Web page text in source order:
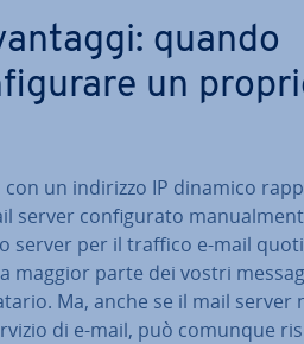
quando
un
un indirizzo IP dinamico
server con­fi­gu­ra­to
server per il traffico e-mail
maggior parte dei vostri
Ma, anche se il mail server
di e-mail, può comunque